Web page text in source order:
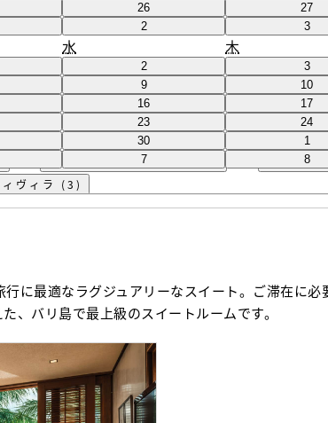
26 27
2 3
水 木
2 3
9 10
16 17
23 24
30 1
7 8
バリ
スペシャルティスイート (2)
ヴィラ (3)
ィヴィラ (3)
に最適なラグジュアリーなスイート。ご滞在に
、バリ島で最上級のスイートルームです。